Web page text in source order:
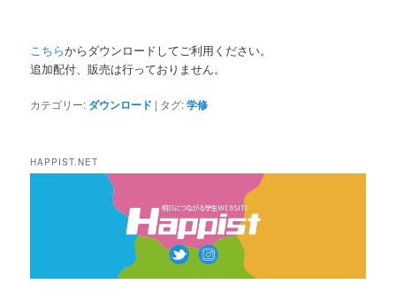
こちらからダウンロードしてご利用ください。
追加配付、販売は行っておりません。
カテゴリー: ダウンロード | タグ:学修
HAPPIST.NET